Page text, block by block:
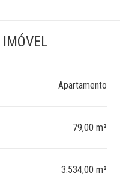
IMÓVEL
Apartamento
79,00 m²
3.534,00 m²